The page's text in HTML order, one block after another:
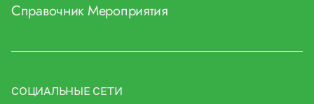
СправочникМероприятия
СОЦИАЛЬНЫЕ СЕТИ